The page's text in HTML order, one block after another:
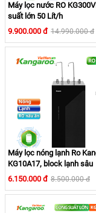
Thiết kế máy vỏ
cho mọi không
Máy lọc nước RO
cho gia đình, văn
hiện đại. Máy dễ
đầy đủ nước đầu
Máy lọc nước RO
suất lớn 50 Lít/h
9.900.000 đ 14.990.000 đ
Máy lọc nóng lạnh Ro
KG10A17, block lạnh sâu
6.150.000 đ 8.500.000 đ